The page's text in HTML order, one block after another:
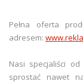
Pełna oferta
adresem:
Nasi specjaliści
sprostać nawet